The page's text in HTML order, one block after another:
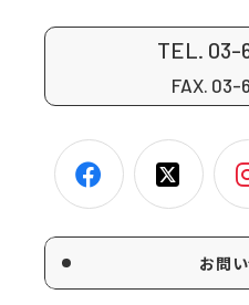
TEL. 03-
FAX. 03-
お問